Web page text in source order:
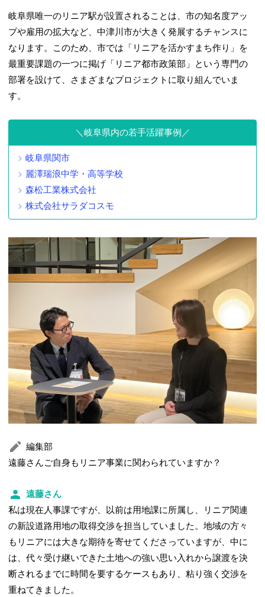
岐阜県唯一のリニア駅が設置されることは、市の知名度アッ
プや雇用の拡大など、中津川市が大きく発展するチャンスに
なります。このため、市では「リニアを活かすまち作り」を
最重要課題の一つに掲げ「リニア都市政策部」という専門の
部署を設けて、さまざまなプロジェクトに取り組んでいま
す。
岐阜県内の若手活躍事例
岐阜県関市
麗澤瑞浪中学・高等学校
森松工業株式会社
株式会社サラダコスモ
編集部
遠藤さんご自身もリニア事業に関わられていますか？
遠藤さん
私は現在人事課ですが、以前は用地課に所属し、リニア関連
の新設道路用地の取得交渉を担当していました。地域の方々
もリニアには大きな期待を寄せてくださっていますが、中に
は、代々受け継いできた土地への強い思い入れから譲渡を決
断されるまでに時間を要するケースもあり、粘り強く交渉を
重ねてきました。